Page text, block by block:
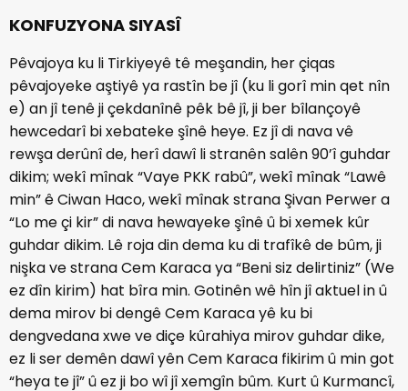
KONFUZYONA SIYASÎ
Pêvajoya ku li Tirkiyeyê tê meşandin, her çiqas
pêvajoyeke aştiyê ya rastîn be jî (ku li gorî min qet nîn
e) an jî tenê ji çekdanînê pêk bê jî, ji ber bîlançoyê
hewcedarî bi xebateke şînê heye. Ez jî di nava vê
rewşa derûnî de, herî dawî li stranên salên 90’î guhdar
dikim; wekî mînak “Vaye PKK rabû”, wekî mînak “Lawê
min” ê Ciwan Haco, wekî mînak strana Şivan Perwer a
“Lo me çi kir” di nava hewayeke şînê û bi xemek kûr
guhdar dikim. Lê roja din dema ku di trafîkê de bûm, ji
nişka ve strana Cem Karaca ya “Beni siz delirtiniz” (We
ez dîn kirim) hat bîra min. Gotinên wê hîn jî aktuel in û
dema mirov bi dengê Cem Karaca yê ku bi
dengvedana xwe ve diçe kûrahiya mirov guhdar dike,
ez li ser demên dawî yên Cem Karaca fikirim û min got
“heya te jî” û ez ji bo wî jî xemgîn bûm. Kurt û Kurmancî,